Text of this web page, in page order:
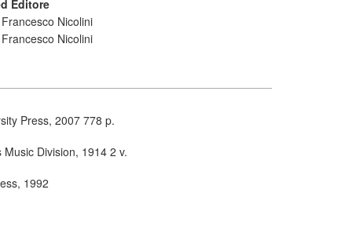
Editore
Nicolini
Nicolini
Press, 2007 778 p.
Division, 1914 2 v.
1992